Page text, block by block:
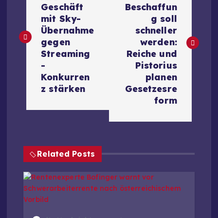
t
g
s
n
a
Geschäft
mit Sky-
Übernahme
gegen
Streaming
-
Konkurren
z stärken
Beschaffun
g soll
schneller
werden:
Reiche und
Pistorius
planen
Gesetzesre
form
Related Posts